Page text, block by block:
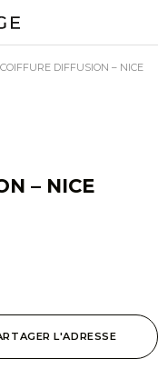
DIFFUSION – NICE
– NICE
L'ADRESSE